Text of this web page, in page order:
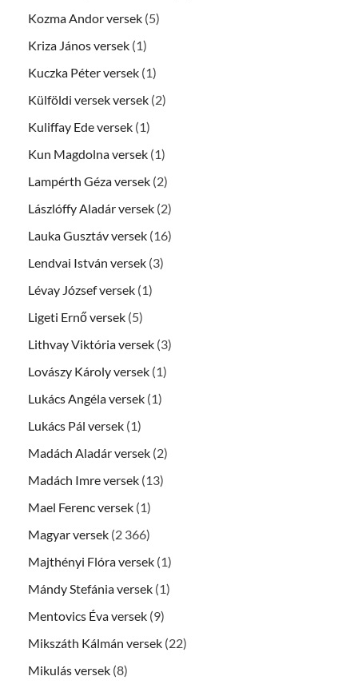
Kozma Andor versek (5)
Kriza János versek (1)
Kuczka Péter versek (1)
Külföldi versek versek (2)
Kuliffay Ede versek (1)
Kun Magdolna versek (1)
Lampérth Géza versek (2)
Lászlóffy Aladár versek (2)
Lauka Gusztáv versek (16)
Lendvai István versek (3)
Lévay József versek (1)
Ligeti Ernő versek (5)
Lithvay Viktória versek (3)
Lovászy Károly versek (1)
Lukács Angéla versek (1)
Lukács Pál versek (1)
Madách Aladár versek (2)
Madách Imre versek (13)
Mael Ferenc versek (1)
Magyar versek (2 366)
Majthényi Flóra versek (1)
Mándy Stefánia versek (1)
Mentovics Éva versek (9)
Mikszáth Kálmán versek (22)
Mikulás versek (8)